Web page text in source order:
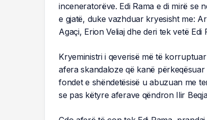
inceneratorëve. Edi Rama e di mirë se
e gjatë, duke vazhduar kryesisht me:
Agaçi, Erion Veliaj dhe deri tek vetë Edi
Kryeministri i qeverisë më të
afera skandaloze që kanë
fondet e shëndetësisë u abuzuan me
se pas këtyre aferave qëndron Ilir